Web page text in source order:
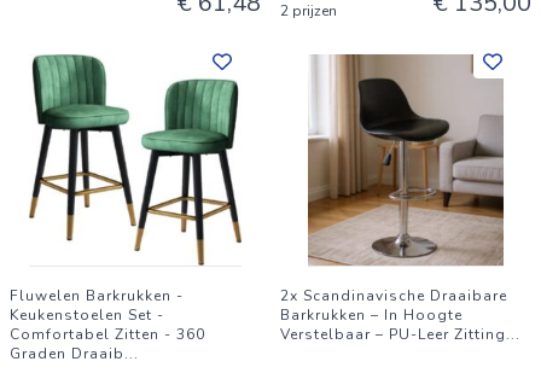
2 prijzen
Fluwelen Barkrukken -
Keukenstoelen Set -
Comfortabel Zitten - 360
Graden Draaib...
2x Scandinavische Draaibare
Barkrukken – In Hoogte
Verstelbaar – PU-Leer Zitting...